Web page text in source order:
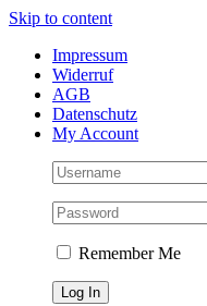
Skip to content
Impressum
Widerruf
AGB
Datenschutz
My Account
Remember Me